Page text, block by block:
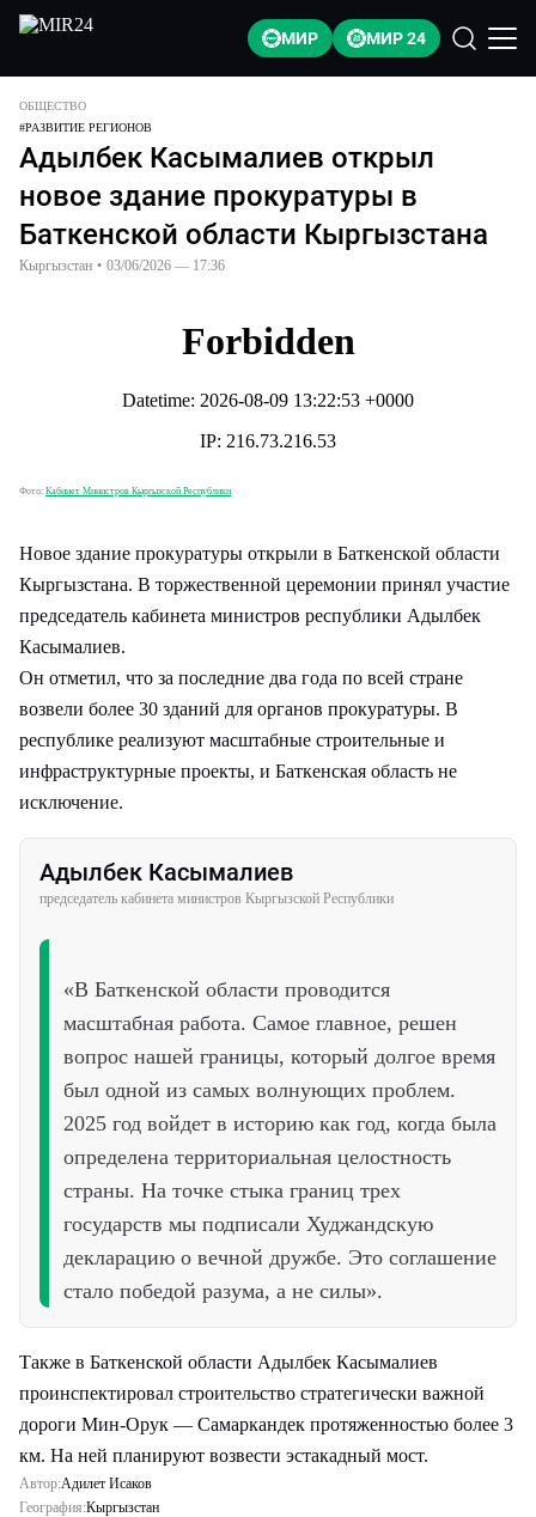
МИР МИР 24
ОБЩЕСТВО
#РАЗВИТИЕ РЕГИОНОВ
Адылбек Касымалиев открыл
новое здание прокуратуры в
Баткенской области Кыргызстана
Кыргызстан • 03/06/2026 — 17:36
Фото: Кабинет Министров Кыргызской Республики
Новое здание прокуратуры открыли в Баткенской области
Кыргызстана. В торжественной церемонии принял участие
председатель кабинета министров республики Адылбек
Касымалиев.
Он отметил, что за последние два года по всей стране
возвели более 30 зданий для органов прокуратуры. В
республике реализуют масштабные строительные и
инфраструктурные проекты, и Баткенская область не
исключение.
Адылбек Касымалиев
председатель кабинета министров Кыргызской Республики
«В Баткенской области проводится
масштабная работа. Самое главное, решен
вопрос нашей границы, который долгое время
был одной из самых волнующих проблем.
2025 год войдет в историю как год, когда была
определена территориальная целостность
страны. На точке стыка границ трех
государств мы подписали Худжандскую
декларацию о вечной дружбе. Это соглашение
стало победой разума, а не силы».
Также в Баткенской области Адылбек Касымалиев
проинспектировал строительство стратегически важной
дороги Мин-Орук — Самаркандек протяженностью более 3
км. На ней планируют возвести эстакадный мост.
Автор:Адилет Исаков
География:Кыргызстан